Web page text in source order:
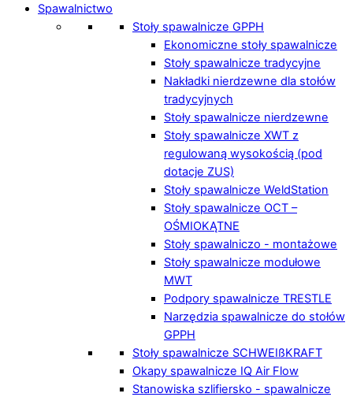
Spawalnictwo
Stoły spawalnicze GPPH
Ekonomiczne stoły spawalnicze
Stoły spawalnicze tradycyjne
Nakładki nierdzewne dla stołów
tradycyjnych
Stoły spawalnicze nierdzewne
Stoły spawalnicze XWT z
regulowaną wysokością (pod
dotacje ZUS)
Stoły spawalnicze WeldStation
Stoły spawalnicze OCT –
OŚMIOKĄTNE
Stoły spawalniczo - montażowe
Stoły spawalnicze modułowe
MWT
Podpory spawalnicze TRESTLE
Narzędzia spawalnicze do stołów
GPPH
Stoły spawalnicze SCHWEIßKRAFT
Okapy spawalnicze IQ Air Flow
Stanowiska szlifiersko - spawalnicze